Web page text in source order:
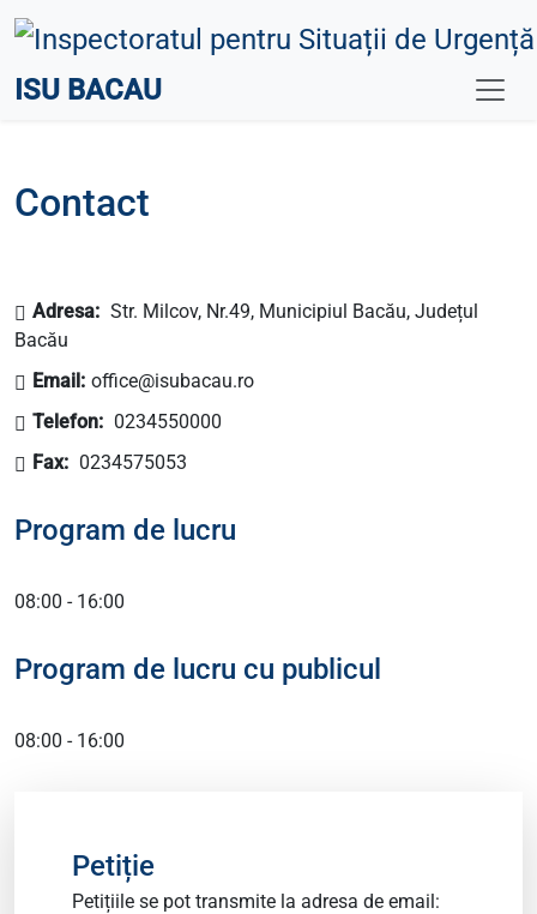
ISU BACAU
Contact
Adresa: Str. Milcov, Nr.49, Municipiul Bacău, Județul
Bacău
Email: office@isubacau.ro
Telefon: 0234550000
Fax: 0234575053
Program de lucru
08:00 - 16:00
Program de lucru cu publicul
08:00 - 16:00
Petiție
Petițiile se pot transmite la adresa de email: